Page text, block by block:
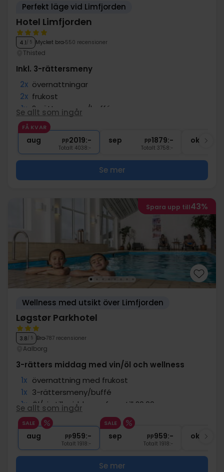
Perfekt läge vid Limfjorden
Hotel Limfjorden
4.1/ 5 Mycket bra 550 recensioner
Thisted
Inkl. 3-rättersmeny
2x övernattningar
2x frukost
1x 2-rättersmeny/buffé
1x 3-rättersmeny/buffé
1x 1 välkomstdrink
Se allt som ingår
FÅ KVAR
aug pp2019:-
Totalt 4038:-
sep pp1879:-
Totalt 3758:-
okt
Se mer
Spara upp till43%
Wellness med utsikt över Limfjorden
Løgstør Parkhotel
3.8/ 5 Bra 787 recensioner
Aalborg
3-rätters middag med vin/öl och wellness
1x övernattning med frukost
1x 3-rättersmeny/buffé
1x Öl/vin till middagen fram till 20.00
∞ Gratis tillgång till pool och wellness
∞ Gratis internet och parkering
Se allt som ingår
SALE
aug pp959:-
Totalt 1918:-
SALE
sep pp959:-
Totalt 1918:-
okt
Se mer